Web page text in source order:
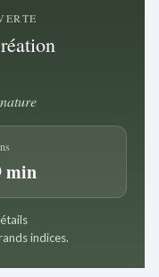
min
indices.